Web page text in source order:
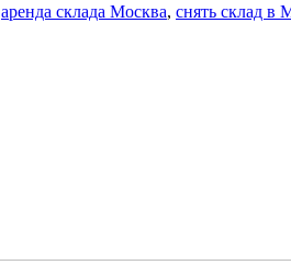
аренда склада Москва, снять склад в